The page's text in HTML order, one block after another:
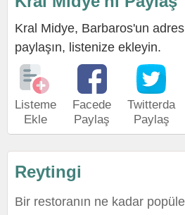
Kral Midye, Barbaros'un
paylaşın, listenize ekleyin.
Listeme
Ekle
Facede
Paylaş
Twitterda
Paylaş
Reytingi
Bir restoranın ne kadar